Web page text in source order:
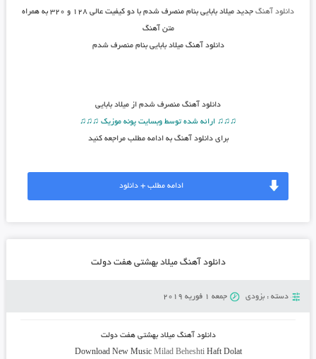
دانلود آهنگجدید میلاد بابایی بنام منصرف شدم
با دو کیفیت عالی ۱۲۸ و ۳۲۰ به همراه
متن آهنگ
دانلود آهنگ میلاد بابایی بنام منصرف شدم
دانلود آهنگمنصرف شدم از میلاد بابایی
♫♫♫ ارائه شده توسط وبسایت پونه موزیک ♫♫♫
برای دانلود آهنگ به ادامه مطلب مراجعه کنید
ادامه مطلب + دانلود
دانلود آهنگ میلاد بهشتی هفت دولت
دسته : بزودی جمعه 1 فوریه 2019
دانلود آهنگ میلاد بهشتی هفت دولت
Download New Music Milad BeheshtiHaft Dolat